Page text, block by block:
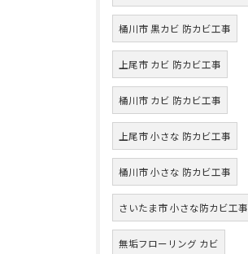
桶川市 黒カビ 防カビ工事
上尾市 カビ 防カビ工事
桶川市 カビ 防カビ工事
上尾市 小さな 防カビ工事
桶川市 小さな 防カビ工事
さいたま市 小さな防カビ工事
無垢フローリング カビ